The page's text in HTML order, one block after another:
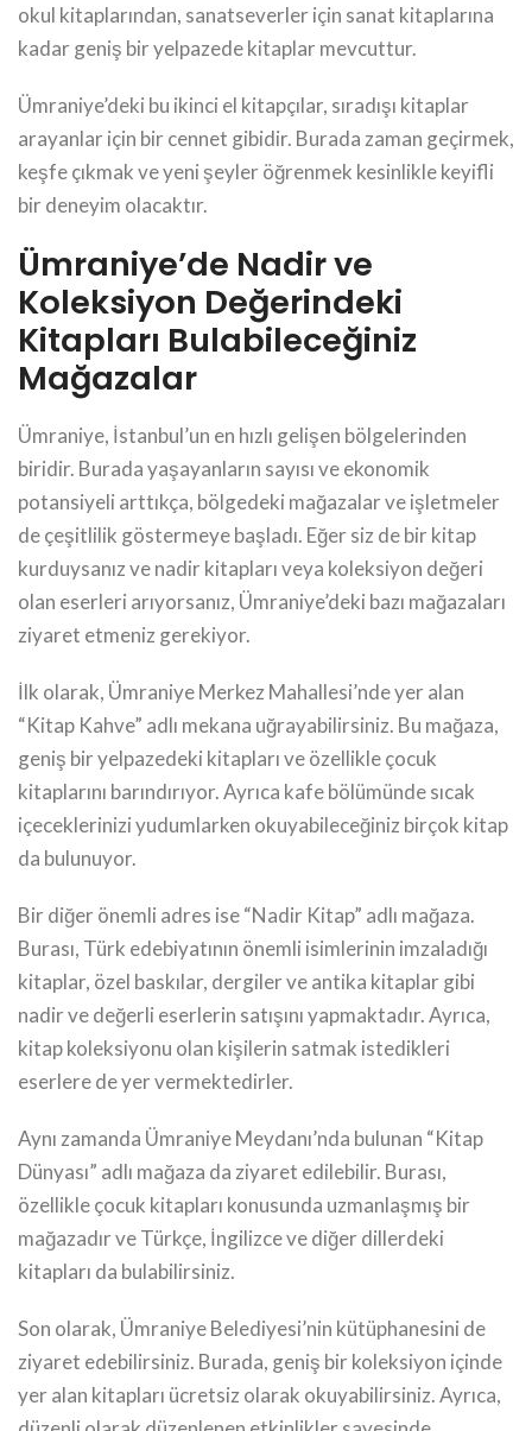
okul kitaplarından, sanatseverler için sanat kitaplarına
kadar geniş bir yelpazede kitaplar mevcuttur.
Ümraniye’deki bu ikinci el kitapçılar, sıradışı kitaplar
arayanlar için bir cennet gibidir. Burada zaman geçirmek,
keşfe çıkmak ve yeni şeyler öğrenmek kesinlikle keyifli
bir deneyim olacaktır.
Ümraniye’de Nadir ve
Koleksiyon Değerindeki
Kitapları Bulabileceğiniz
Mağazalar
Ümraniye, İstanbul’un en hızlı gelişen bölgelerinden
biridir. Burada yaşayanların sayısı ve ekonomik
potansiyeli arttıkça, bölgedeki mağazalar ve işletmeler
de çeşitlilik göstermeye başladı. Eğer siz de bir kitap
kurduysanız ve nadir kitapları veya koleksiyon değeri
olan eserleri arıyorsanız, Ümraniye’deki bazı mağazaları
ziyaret etmeniz gerekiyor.
İlk olarak, Ümraniye Merkez Mahallesi’nde yer alan
“Kitap Kahve” adlı mekana uğrayabilirsiniz. Bu mağaza,
geniş bir yelpazedeki kitapları ve özellikle çocuk
kitaplarını barındırıyor. Ayrıca kafe bölümünde sıcak
içeceklerinizi yudumlarken okuyabileceğiniz birçok kitap
da bulunuyor.
Bir diğer önemli adres ise “Nadir Kitap” adlı mağaza.
Burası, Türk edebiyatının önemli isimlerinin imzaladığı
kitaplar, özel baskılar, dergiler ve antika kitaplar gibi
nadir ve değerli eserlerin satışını yapmaktadır. Ayrıca,
kitap koleksiyonu olan kişilerin satmak istedikleri
eserlere de yer vermektedirler.
Aynı zamanda Ümraniye Meydanı’nda bulunan “Kitap
Dünyası” adlı mağaza da ziyaret edilebilir. Burası,
özellikle çocuk kitapları konusunda uzmanlaşmış bir
mağazadır ve Türkçe, İngilizce ve diğer dillerdeki
kitapları da bulabilirsiniz.
Son olarak, Ümraniye Belediyesi’nin kütüphanesini de
ziyaret edebilirsiniz. Burada, geniş bir koleksiyon içinde
yer alan kitapları ücretsiz olarak okuyabilirsiniz. Ayrıca,